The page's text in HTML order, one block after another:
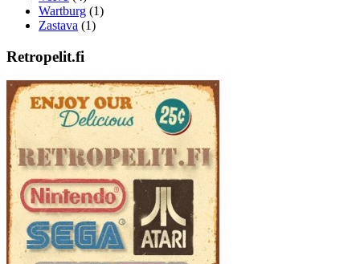
Wartburg (1)
Zastava (1)
Retropelit.fi